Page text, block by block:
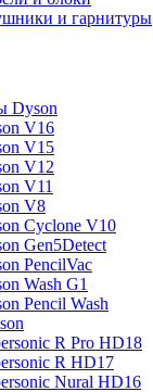
и гарнитуры
Dyson
V16
V15
V12
V11
V8
Cyclone V10
Gen5Detect
PencilVac
Wash G1
Pencil Wash
R Pro HD18
R HD17
Nural HD16